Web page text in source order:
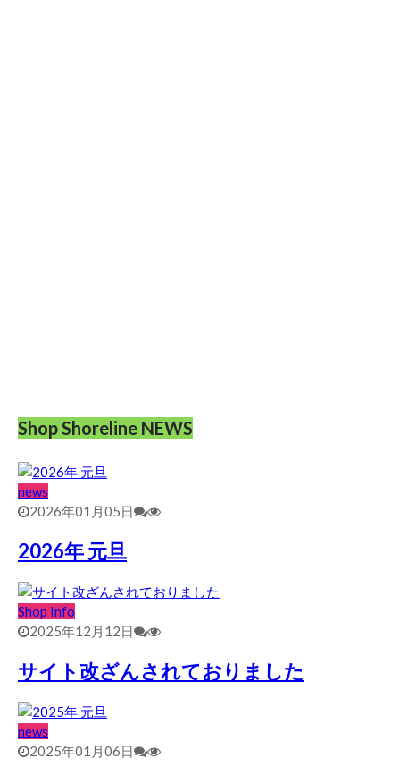
Shop Shoreline NEWS
news
2026年01月05日
2026年 元旦
Shop Info
2025年12月12日
サイト改ざんされておりました
news
2025年01月06日